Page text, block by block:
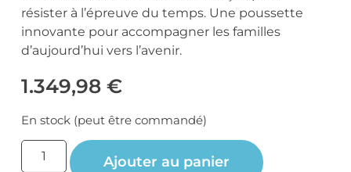
résister à l’épreuve du temps. Une poussette
innovante pour accompagner les familles
d’aujourd’hui vers l’avenir.
1.349,98 €
En stock (peut être commandé)
Ajouter au panier